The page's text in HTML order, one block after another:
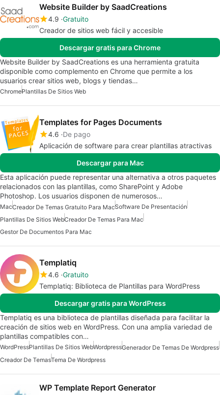
Website Builder by SaadCreations
4.9 Gratuito
Creador de sitios web fácil y accesible
Descargar gratis para Chrome
Website Builder by SaadCreations es una herramienta gratuita
disponible como complemento en Chrome que permite a los
usuarios crear sitios web, blogs y tiendas…
ChromePlantillas De Sitios Web
Templates for Pages Documents
4.6 De pago
Aplicación de software para crear plantillas atractivas
Descargar para Mac
Esta aplicación puede representar una alternativa a otros paquetes
relacionados con las plantillas, como SharePoint y Adobe
Photoshop. Los usuarios disponen de numerosos…
MacCreador De Temas Gratuito Para MacSoftware De Presentación
Plantillas De Sitios WebCreador De Temas Para Mac
Gestor De Documentos Para Mac
Templatiq
4.6 Gratuito
Templatiq: Biblioteca de Plantillas para WordPress
Descargar gratis para WordPress
Templatiq es una biblioteca de plantillas diseñada para facilitar la
creación de sitios web en WordPress. Con una amplia variedad de
plantillas compatibles con…
WordPressPlantillas De Sitios WebWordpressGenerador De Temas De Wordpress
Creador De TemasTema De Wordpress
WP Template Report Generator